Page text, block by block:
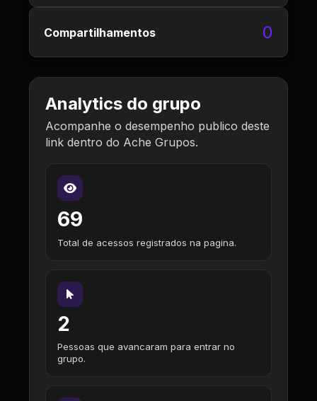
Compartilhamentos 0
Analytics do grupo
Acompanhe o desempenho publico deste
link dentro do Ache Grupos.
69
Total de acessos registrados na pagina.
2
Pessoas que avancaram para entrar no
grupo.